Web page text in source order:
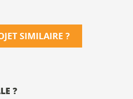
SIMILAIRE ?
?